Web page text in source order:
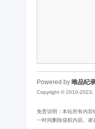
Powered by 唯品纪
Copyright © 2010-2023,
免责说明：本站所有内
一时间删除侵权内容。谢